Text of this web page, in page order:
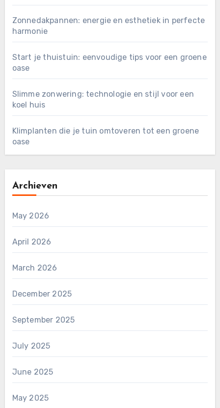
Zonnedakpannen: energie en esthetiek in perfecte
harmonie
Start je thuistuin: eenvoudige tips voor een groene
oase
Slimme zonwering: technologie en stijl voor een
koel huis
Klimplanten die je tuin omtoveren tot een groene
oase
Archieven
May 2026
April 2026
March 2026
December 2025
September 2025
July 2025
June 2025
May 2025